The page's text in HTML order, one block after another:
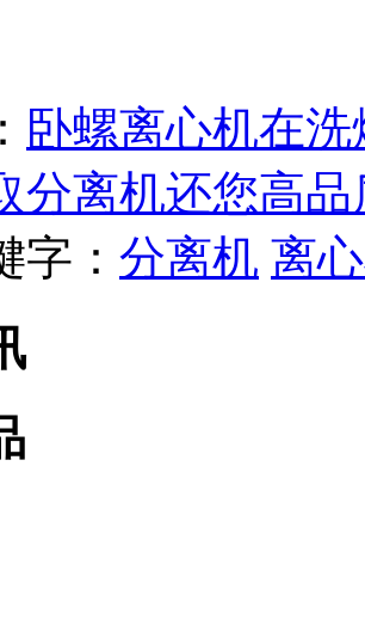
卧螺离心机在
分离机还您高品
字： 分离机 离